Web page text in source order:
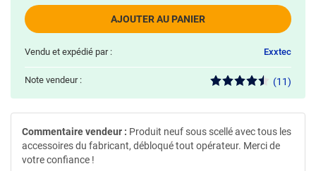
AJOUTER AU PANIER
Vendu et expédié par : Exxtec
Note vendeur : (11)
Commentaire vendeur : Produit neuf sous scellé avec tous les
accessoires du fabricant, débloqué tout opérateur. Merci de
votre confiance !